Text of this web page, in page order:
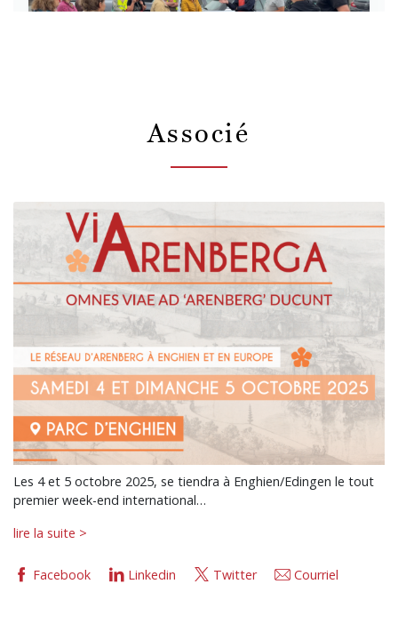
Associé
Les 4 et 5 octobre 2025, se tiendra à Enghien/Edingen le tout
premier week-end international…
lire la suite >
Facebook Linkedin Twitter Courriel